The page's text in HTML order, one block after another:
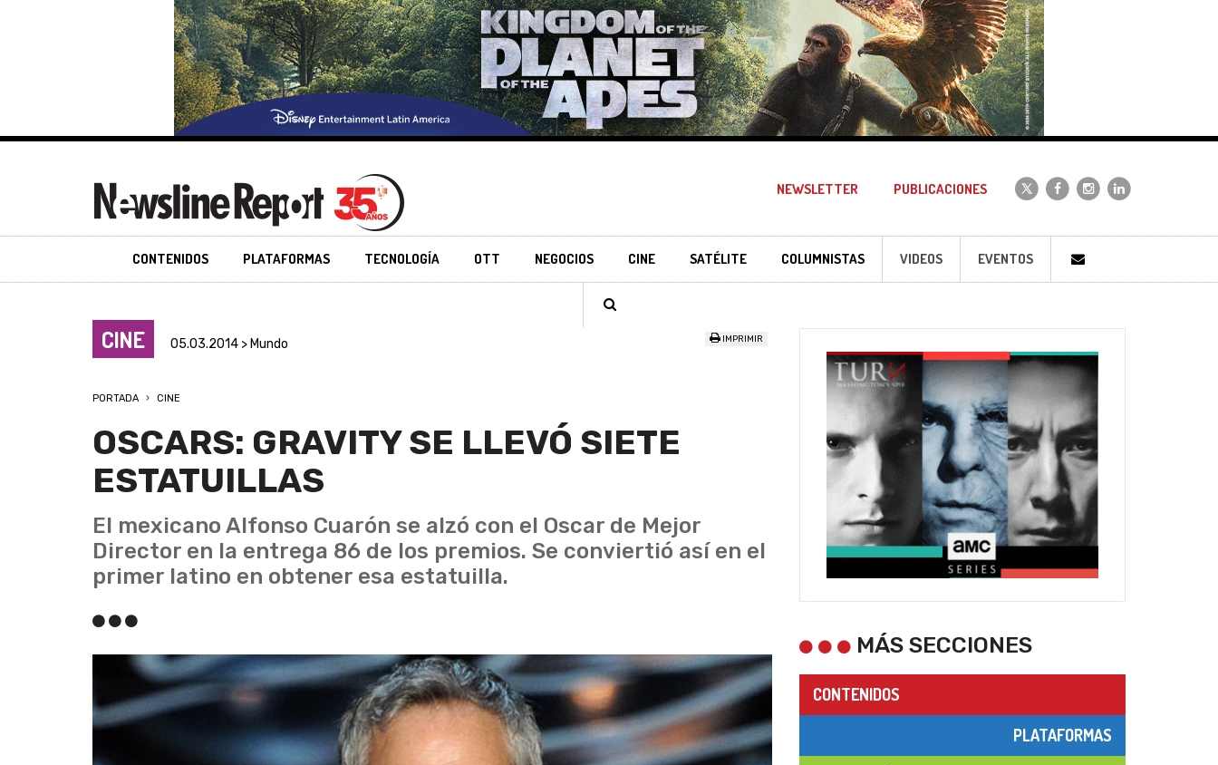
NEWSLETTER PUBLICACIONES
CONTENIDOS PLATAFORMAS TECNOLOGÍA OTT NEGOCIOS CINE SATÉLITE COLUMNISTAS VIDEOS EVENTOS
CINE 05.03.2014 > Mundo IMPRIMIR
PORTADA CINE
OSCARS: GRAVITY SE LLEVÓ SIETE
ESTATUILLAS
El mexicano Alfonso Cuarón se alzó con el Oscar de Mejor
Director en la entrega 86 de los premios. Se conviertió así en el
primer latino en obtener esa estatuilla.
MÁS SECCIONES
CONTENIDOS
PLATAFORMAS